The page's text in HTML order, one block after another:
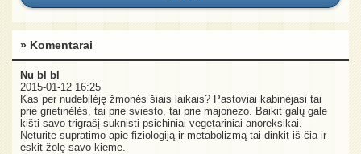
» Komentarai
Nu bl bl
2015-01-12 16:25
Kas per nudebilėję žmonės šiais laikais? Pastoviai kabinėjasi tai
prie grietinėlės, tai prie sviesto, tai prie majonezo. Baikit galų gale
kišti savo trigrašį suknisti psichiniai vegetariniai anoreksikai.
Neturite supratimo apie fiziologiją ir metabolizmą tai dinkit iš čia ir
ėskit žolę savo kieme.